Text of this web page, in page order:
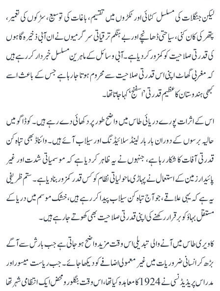
لیکن جنگلات کی مسلسل کٹائی اور ٹکڑوں میں تقسیم، باغات کی توسیع، سڑکوں کی تعمیر،
پتھر کی کان کنی، سیاحتی ڈھانچے اور بے ہنگم ترقیاتی سرگرمیوں نے ان آبی ذخیرہ گاہوں
کی قدرتی صلاحیت کو کمزور کر دیا ہے۔ آبی وسائل کے ماہرین مسلسل خبردار کر رہے ہیں
کہ مغربی گھاٹ اپنی اس قدرتی صلاحیت سے محروم ہوتا جا رہا ہے جس کے باعث اسے
کبھی ہندوستان کا عظیم قدرتی ’اسفنج‘ کہا جاتا تھا۔
اس کے اثرات پورے دریائی طاس میں واضح طور پر دکھائی دے رہے ہیں۔ کوڈاگو میں
حالیہ برسوں کے دوران بار بار لینڈ سلائیڈنگ اور سیلاب آئے ہیں۔ وائناڈ بھی تباہ کن
قدرتی آفات کا شکار رہا ہے، جنہوں نے یہ ظاہر کر دیا ہے کہ موسمیاتی شدت اور غیر
پائیدار زمین کے استعمال نے پہاڑی ماحولیاتی نظام کو کس قدر کمزور بنا دیا ہے۔ ستم ظریفی
یہ ہے کہ یہی علاقے، جو آج تباہ کن سیلاب پیدا کر رہے ہیں، خشک موسم میں دریا کے
مستقل بہاؤ کو برقرار رکھنے کی اپنی قدرتی صلاحیت بھی کھوتے جا رہے ہیں۔
کاویری طاس میں آنے والی تبدیلی اس وقت مزید واضح ہو جاتی ہے جب بارش سے آگے
بڑھ کر انسانی ضروریات میں غیر معمولی اضافے کو دیکھا جائے۔ جب ریاست میسور اور
مدراس پریذیڈنسی نے 1924 کا معاہدہ کیا تھا، اس وقت بنگلورو محض ایک انتظامی شہر تھا